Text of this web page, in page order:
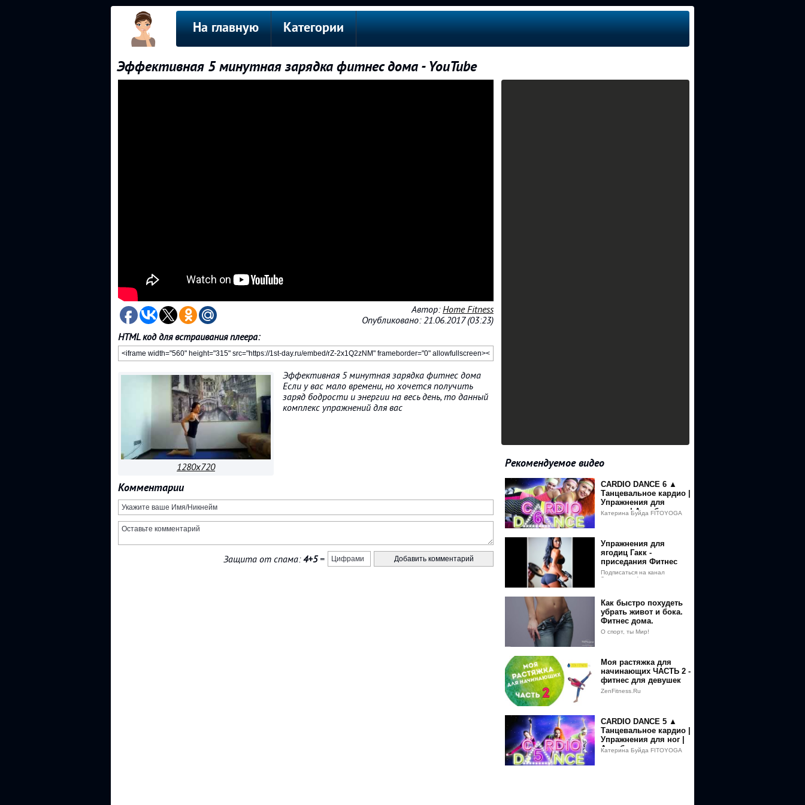
На главную Категории
Эффективная 5 минутная зарядка фитнес дома - YouTube
Автор:Home Fitness
Опубликовано: 21.06.2017 (03:23)
HTML код для встраивания плеера:
1280x720
Эффективная 5 минутная зарядка фитнес дома
Если у вас мало времени, но хочется получить
заряд бодрости и энергии на весь день, то данный
комплекс упражнений для вас
Комментарии
Защита от спама:4+5=
Рекомендуемое видео
CARDIO DANCE 6 ▲
Танцевальное кардио |
Упражнения для
ягодиц | Аэробика для
Катерина Буйда FITOYOGA
Упражнения для
ягодиц Гакк -
приседания Фитнес
мотивация
Подписаться на канал
Здоровье и Фитнес
Как быстро похудеть
убрать живот и бока.
Фитнес дома.
О спорт, ты Мир!
Моя растяжка для
начинающих ЧАСТЬ 2 -
фитнес для девушек
дома
ZenFitness.Ru
CARDIO DANCE 5 ▲
Танцевальное кардио |
Упражнения для ног |
Аэробика для
Катерина Буйда FITOYOGA